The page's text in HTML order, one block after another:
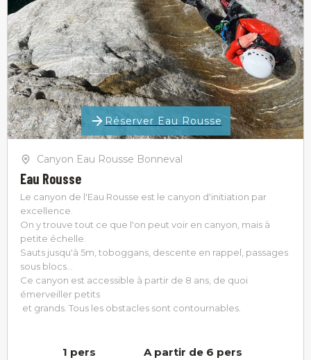
Réserver Eau Rousse
Canyon Eau Rousse Bonneval
Eau Rousse
Le canyon de l'Eau Rousse est le canyon d'initiation par
excellence.
On y trouve tout ce que l'on peut voir en canyon, mais à
petite échelle.
Sauts jusqu'à 5m, toboggans, descente en rappel, passages
sous blocs...
Ce canyon est accessible à partir de 8 ans, de quoi
émerveiller petits
et grands. Tous les obstacles sont contournables.
1 pers A partir de 6 pers